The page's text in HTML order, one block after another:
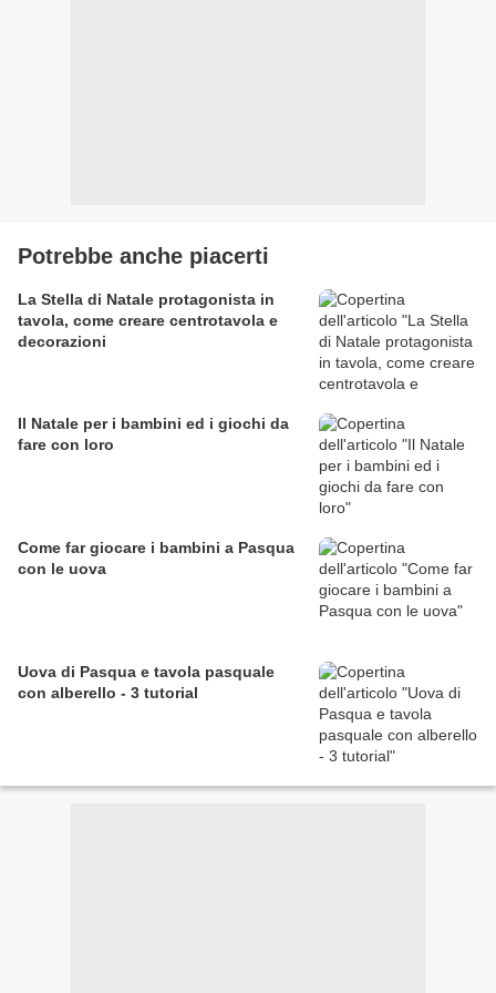
Potrebbe anche piacerti
La Stella di Natale protagonista in
tavola, come creare centrotavola e
decorazioni
Il Natale per i bambini ed i giochi da
fare con loro
Come far giocare i bambini a Pasqua
con le uova
Uova di Pasqua e tavola pasquale
con alberello - 3 tutorial